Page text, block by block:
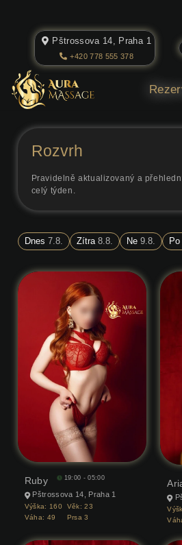
Pštrossova 14, Praha 1
+420 778 555 378
Rozvrh
Pravidelně aktualizovaný a
celý týden.
Dnes 7.8. Zítra 8.8. Ne 9.8. Po
Ruby 19:00 - 05:00
Pštrossova 14, Praha 1
Výška: 160
Váha: 49
Věk:23
Prsa3